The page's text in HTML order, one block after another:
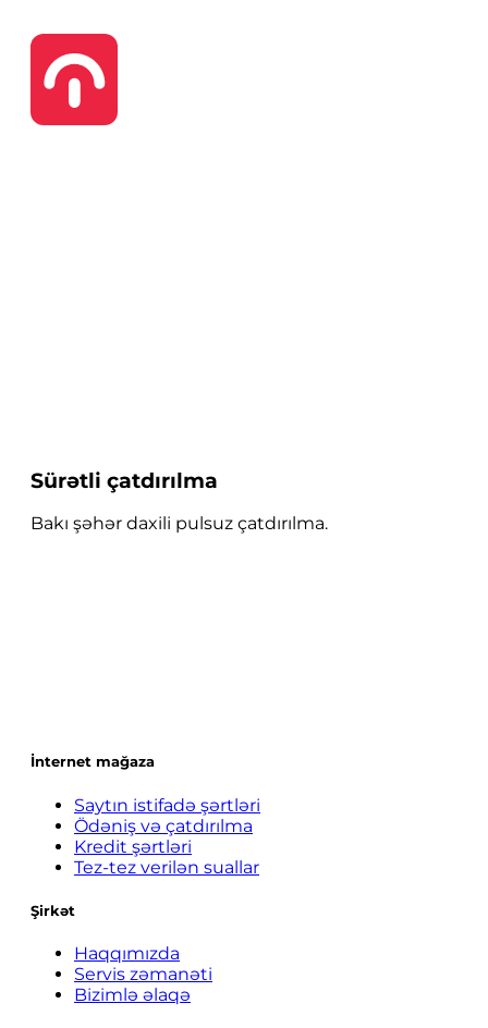
Sürətli çatdırılma
Bakı şəhər daxili pulsuz çatdırılma.
İnternet mağaza
Saytın istifadə şərtləri
Ödəniş və çatdırılma
Kredit şərtləri
Tez-tez verilən suallar
Şirkət
Haqqımızda
Servis zəmanəti
Bizimlə əlaqə